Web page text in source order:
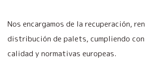
Nos encargamos de la recuperación,
distribución de palets, cumpliendo
calidad y normativas europeas.